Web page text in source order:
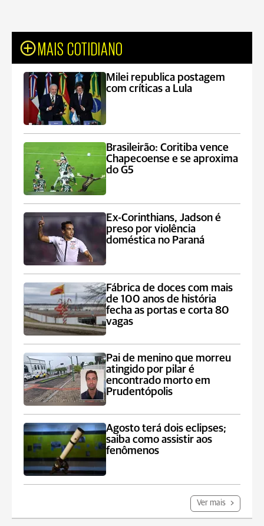
MAIS COTIDIANO
Milei republica postagem
com críticas a Lula
Brasileirão: Coritiba vence
Chapecoense e se aproxima
do G5
Ex-Corinthians, Jadson é
preso por violência
doméstica no Paraná
Fábrica de doces com mais
de 100 anos de história
fecha as portas e corta 80
vagas
Pai de menino que morreu
atingido por pilar é
encontrado morto em
Prudentópolis
Agosto terá dois eclipses;
saiba como assistir aos
fenômenos
Ver mais